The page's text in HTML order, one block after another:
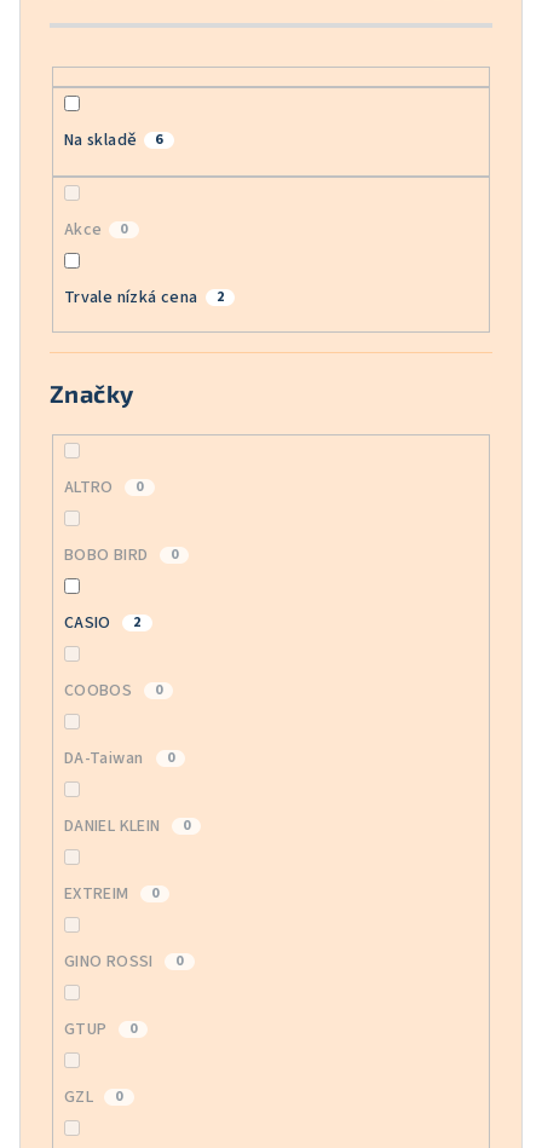
Na skladě 6
Akce 0
Trvale nízká cena 2
Značky
ALTRO 0
BOBO BIRD 0
CASIO 2
COOBOS 0
DA-Taiwan 0
DANIEL KLEIN 0
EXTREIM 0
GINO ROSSI 0
GTUP 0
GZL 0